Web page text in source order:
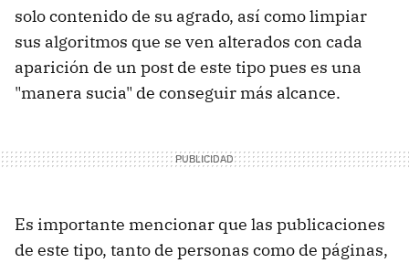
solo contenido de su agrado, así como limpiar
sus algoritmos que se ven alterados con cada
aparición de un post de este tipo pues es una
"manera sucia" de conseguir más alcance.
Es importante mencionar que las publicaciones
de este tipo, tanto de personas como de páginas,